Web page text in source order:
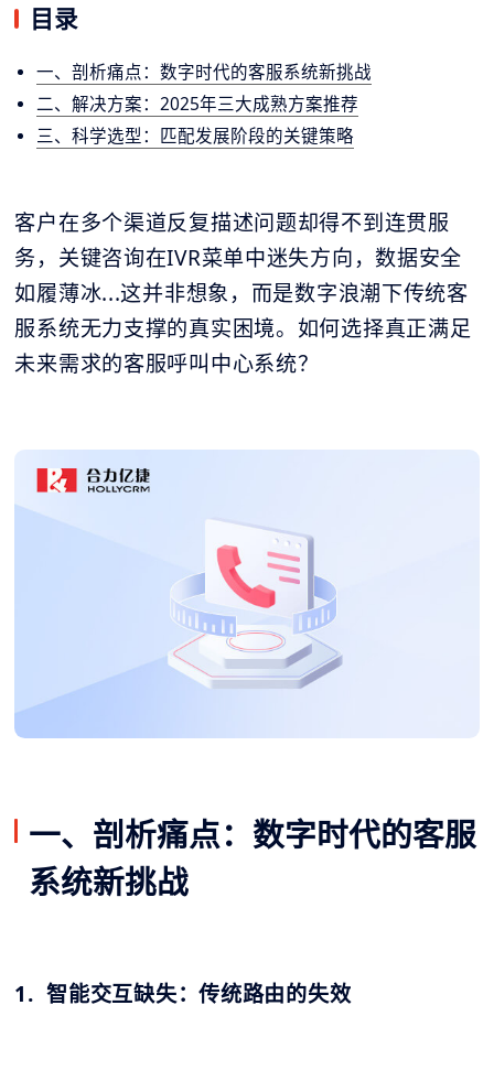
目录
一、剖析痛点：数字时代的客服系统新挑战
二、解决方案：2025年三大成熟方案推荐
三、科学选型：匹配发展阶段的关键策略
客户在多个渠道反复描述问题却得不到连贯服
务，关键咨询在IVR菜单中迷失方向，数据安全
如履薄冰...这并非想象，而是数字浪潮下传统客
服系统无力支撑的真实困境。如何选择真正满足
未来需求的客服呼叫中心系统？
一、剖析痛点：数字时代的客服
系统新挑战
1. 智能交互缺失：传统路由的失效